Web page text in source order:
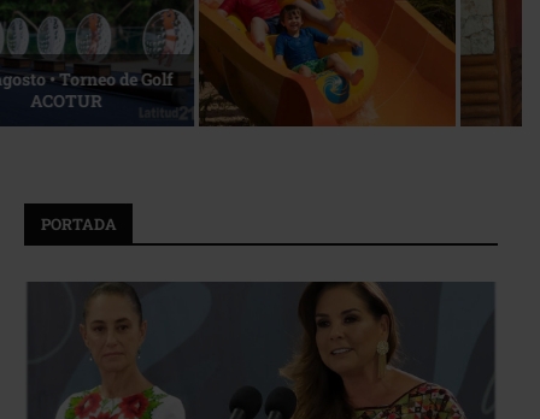
Reconocimiento de viajeros La esencia del servicio
PORTADA